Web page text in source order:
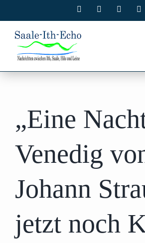
Inhalt
springen
Facebook
„Eine
Venedig
Johann
jetzt noch